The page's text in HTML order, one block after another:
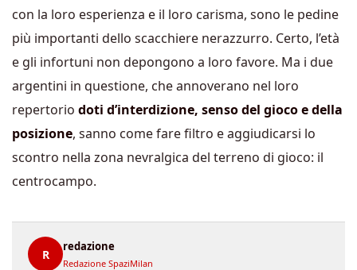
con la loro esperienza e il loro carisma, sono le pedine
più importanti dello scacchiere nerazzurro. Certo, l’età
e gli infortuni non depongono a loro favore. Ma i due
argentini in questione, che annoverano nel loro
repertorio doti d’interdizione, senso del gioco e della
posizione, sanno come fare filtro e aggiudicarsi lo
scontro nella zona nevralgica del terreno di gioco: il
centrocampo.
R
redazione
Redazione SpaziMilan